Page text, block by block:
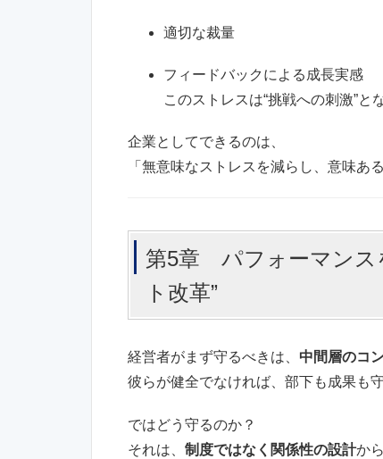
適切な裁量
フィードバックによる成長実感
このストレスは“挑戦への刺激”と
企業としてできるのは、
「無意味なストレスを減らし、意味あ
第5章 パフォーマンス
ト改革”
経営者がまず守るべきは、 中間層のコ
彼らが健全でなければ、部下も成果も守
ではどう守るのか？
それは、 制度ではなく関係性の設計か